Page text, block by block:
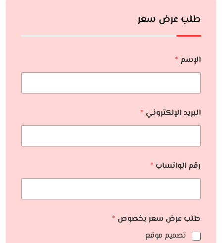
طلب عرض سعر
الإسم *
البريد الإلكتروني *
رقم الواتساب *
طلب عرض سعر بخصوص *
تصميم موقع